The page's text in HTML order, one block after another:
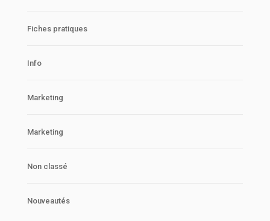
Fiches pratiques
Info
Marketing
Marketing
Non classé
Nouveautés